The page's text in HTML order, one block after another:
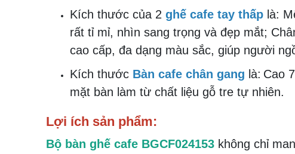
Kích thước của 2 ghế cafe tay thấp là:
rất tỉ mỉ, nhìn sang trọng và đẹp mắt;
cao cấp, đa dạng màu sắc, giúp người
Kích thước Bàn cafe chân gang là: Cao
mặt bàn làm từ chất liệu gỗ tre tự nhiên.
Lợi ích sản phẩm:
Bộ bàn ghế cafe BGCF024153 không chỉ